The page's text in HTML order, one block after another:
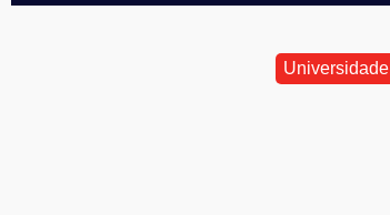
Universidade